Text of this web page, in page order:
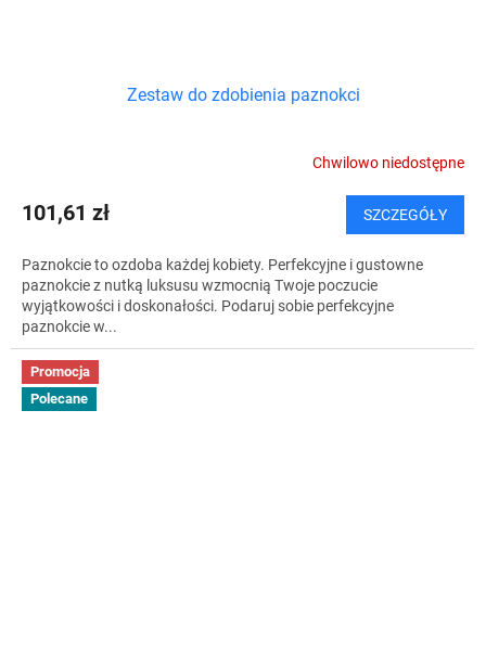
Zestaw do zdobienia paznokci
Chwilowo niedostępne
101,61 zł SZCZEGÓŁY
Paznokcie to ozdoba każdej kobiety. Perfekcyjne i gustowne
paznokcie z nutką luksusu wzmocnią Twoje poczucie
wyjątkowości i doskonałości. Podaruj sobie perfekcyjne
paznokcie w...
Promocja
Polecane